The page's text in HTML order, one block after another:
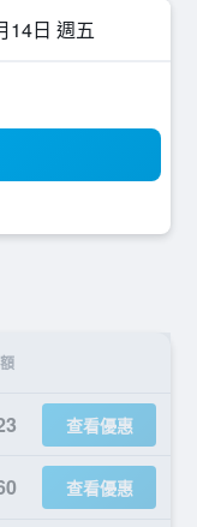
14日 週五
查看優惠
查看優惠